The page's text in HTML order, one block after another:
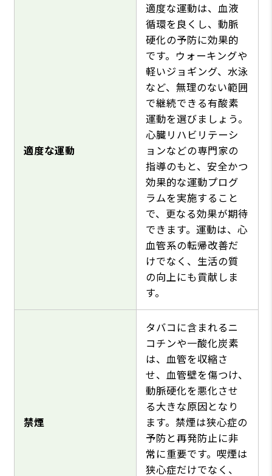
適度な運動
適度な運動は、血液
循環を良くし、動脈
硬化の予防に効果的
です。ウォーキングや
軽いジョギング、水泳
など、無理のない範囲
で継続できる有酸素
運動を選びましょう。
心臓リハビリテーシ
ョンなどの専門家の
指導のもと、安全かつ
効果的な運動プログ
ラムを実施すること
で、更なる効果が期待
できます。運動は、心
血管系の転帰改善だ
けでなく、生活の質
の向上にも貢献しま
す。
禁煙
タバコに含まれるニ
コチンや一酸化炭素
は、血管を収縮さ
せ、血管壁を傷つけ、
動脈硬化を悪化させ
る大きな原因となり
ます。禁煙は狭心症の
予防と再発防止に非
常に重要です。喫煙は
狭心症だけでなく、